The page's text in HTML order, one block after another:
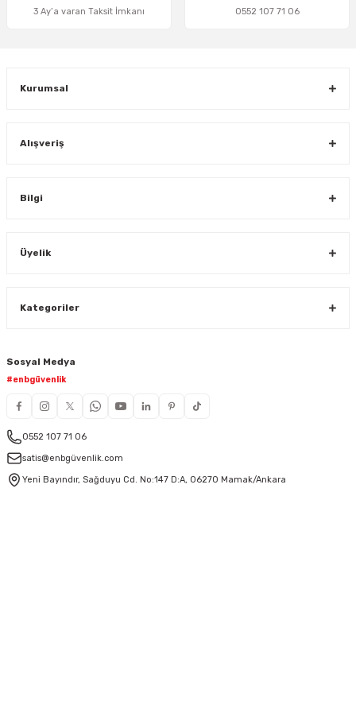
3 Ay’a varan Taksit İmkanı 0552 107 71 06
Kurumsal
Alışveriş
Bilgi
Üyelik
Kategoriler
Sosyal Medya
#enbgüvenlik
0552 107 71 06
satis@enbgüvenlik.com
Yeni Bayındır, Sağduyu Cd. No:147 D:A, 06270 Mamak/Ankara